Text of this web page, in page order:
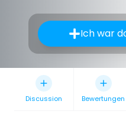
Ich war
Discussion Bewertungen